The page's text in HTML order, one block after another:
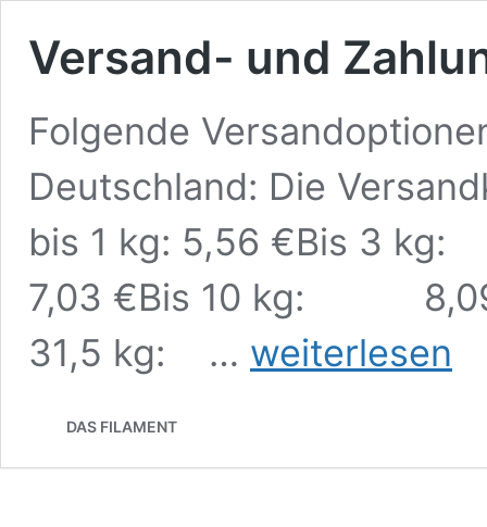
Versand- und
Folgende
Deutschland: Die
bis 1 kg: 5,56
7,03 €Bis 10 kg:
31,5 kg: …
Versand-
und
weiterlesen
DAS FILAMENT